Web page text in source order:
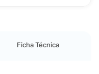
Ficha Técnica